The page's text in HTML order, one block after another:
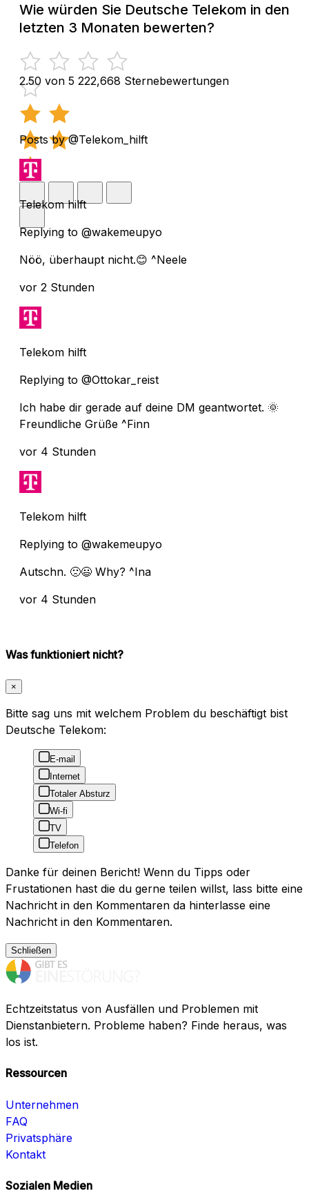
Wie würden Sie Deutsche Telekom in den
letzten 3 Monaten bewerten?
2.50 von 5 222,668 Sternebewertungen
Posts by @Telekom_hilft
Telekom hilft
Replying to @wakemeupyo
Nöö, überhaupt nicht.😊 ^Neele
vor 2 Stunden
Telekom hilft
Replying to @Ottokar_reist
Ich habe dir gerade auf deine DM geantwortet. 🌞
Freundliche Grüße ^Finn
vor 4 Stunden
Telekom hilft
Replying to @wakemeupyo
Autschn. 🙁😃 Why? ^Ina
vor 4 Stunden
Was funktioniert nicht?
×
Bitte sag uns mit welchem Problem du beschäftigt bist
Deutsche Telekom:
E-mail
Internet
Totaler Absturz
Wi-fi
TV
Telefon
Danke für deinen Bericht! Wenn du Tipps oder
Frustationen hast die du gerne teilen willst, lass bitte eine
Nachricht in den Kommentaren da hinterlasse eine
Nachricht in den Kommentaren.
Schließen
Echtzeitstatus von Ausfällen und Problemen mit
Dienstanbietern. Probleme haben? Finde heraus, was
los ist.
Ressourcen
Unternehmen
FAQ
Privatsphäre
Kontakt
Sozialen Medien